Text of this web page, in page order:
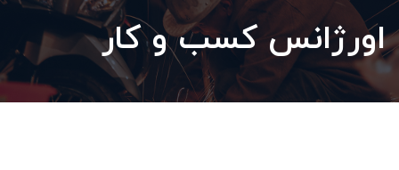
اورژانس کسب و کار